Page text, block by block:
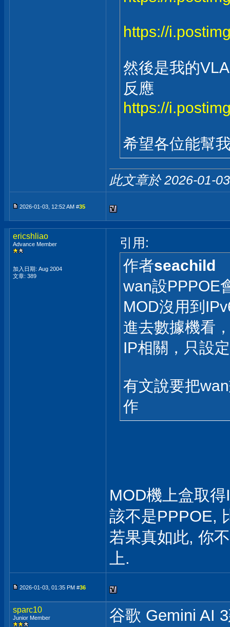
https://
然後是我的
反應
https://
希望各位能幫
此文章於 2026-01-
2026-01-03, 12:52 AM #35
ericshliao
Advance Member
加入日期: Aug 2004
文章: 389
引用:
作者seachild
wan設PPPOE
MOD沒用到
進去數據機看
IP相關，只設
有文說要把
作
MOD機上盒取
該不是PPPOE,
若果真如此, 你
上.
2026-01-03, 01:35 PM #36
sparc10
Junior Member
谷歌 Gemini AI